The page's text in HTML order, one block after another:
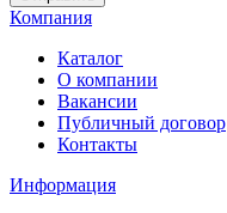
Компания
Каталог
О компании
Вакансии
Публичный договор
Контакты
Информация